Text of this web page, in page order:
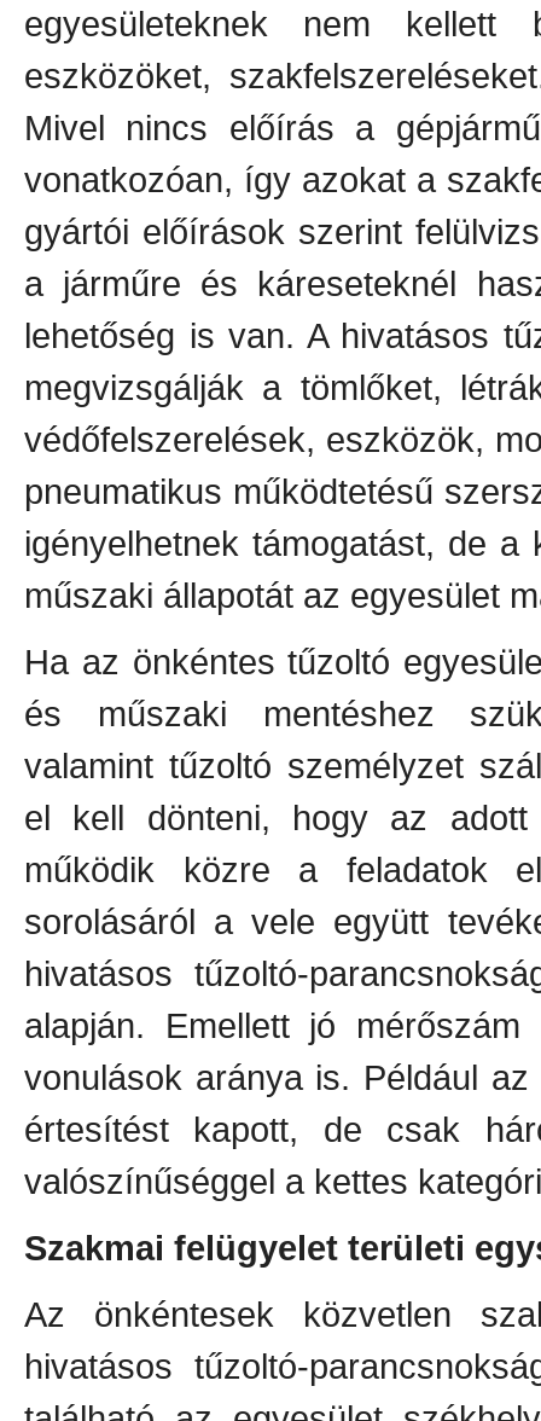
egyesületeknek nem kellett
eszközöket,
Mivel nincs előírás a
vonatkozóan, így azokat a
gyártói előírások szerint
a járműre és káreseteknél
lehetőség is van. A hivatásos
megvizsgálják a tömlőket,
védőfelszerelések, eszközök,
pneumatikus működtetésű
igényelhetnek támogatást, de
műszaki állapotát az egyesület
Ha az önkéntes tűzoltó
és műszaki mentéshez
valamint tűzoltó személyzet
el kell dönteni, hogy az adott
működik közre a feladatok
sorolásáról a vele együtt
hivatásos tűzoltó-
alapján. Emellett jó
vonulások aránya is. Például
értesítést kapott, de csak
valószínűséggel a kettes
Szakmai felügyelet területi
Az önkéntesek közvetlen
hivatásos tűzoltó-